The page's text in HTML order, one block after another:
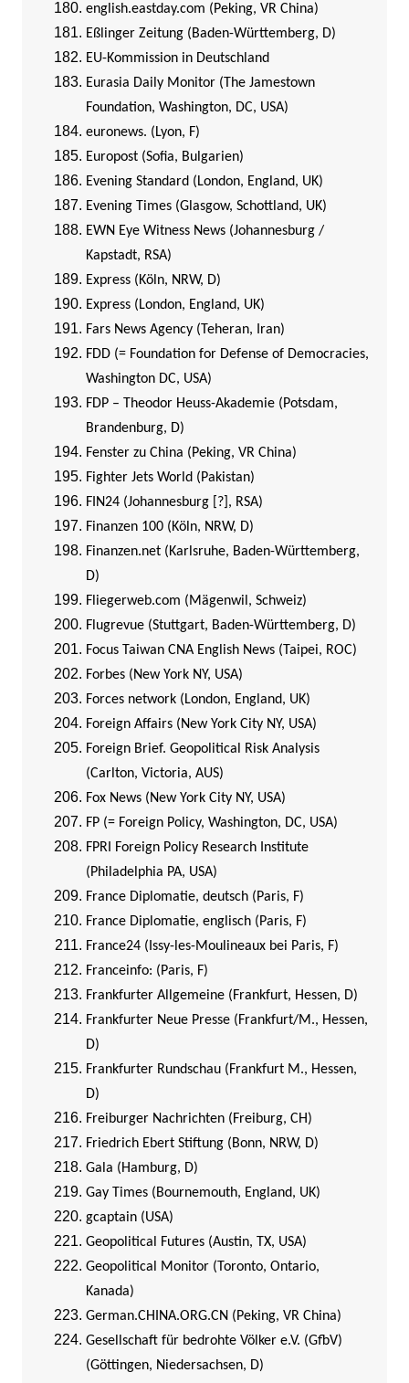
english.eastday.com (Peking, VR China)
Eßlinger Zeitung (Baden-Württemberg, D)
EU-Kommission in Deutschland
Eurasia Daily Monitor (The Jamestown
Foundation, Washington, DC, USA)
euronews. (Lyon, F)
Europost (Sofia, Bulgarien)
Evening Standard (London, England, UK)
Evening Times (Glasgow, Schottland, UK)
EWN Eye Witness News (Johannesburg /
Kapstadt, RSA)
Express (Köln, NRW, D)
Express (London, England, UK)
Fars News Agency (Teheran, Iran)
FDD (= Foundation for Defense of Democracies,
Washington DC, USA)
FDP – Theodor Heuss-Akademie (Potsdam,
Brandenburg, D)
Fenster zu China (Peking, VR China)
Fighter Jets World (Pakistan)
FIN24 (Johannesburg [?], RSA)
Finanzen 100 (Köln, NRW, D)
Finanzen.net (Karlsruhe, Baden-Württemberg,
D)
Fliegerweb.com (Mägenwil, Schweiz)
Flugrevue (Stuttgart, Baden-Württemberg, D)
Focus Taiwan CNA English News (Taipei, ROC)
Forbes (New York NY, USA)
Forces network (London, England, UK)
Foreign Affairs (New York City NY, USA)
Foreign Brief. Geopolitical Risk Analysis
(Carlton, Victoria, AUS)
Fox News (New York City NY, USA)
FP (= Foreign Policy, Washington, DC, USA)
FPRI Foreign Policy Research Institute
(Philadelphia PA, USA)
France Diplomatie, deutsch (Paris, F)
France Diplomatie, englisch (Paris, F)
France24 (Issy-les-Moulineaux bei Paris, F)
Franceinfo: (Paris, F)
Frankfurter Allgemeine (Frankfurt, Hessen, D)
Frankfurter Neue Presse (Frankfurt/M., Hessen,
D)
Frankfurter Rundschau (Frankfurt M., Hessen,
D)
Freiburger Nachrichten (Freiburg, CH)
Friedrich Ebert Stiftung (Bonn, NRW, D)
Gala (Hamburg, D)
Gay Times (Bournemouth, England, UK)
gcaptain (USA)
Geopolitical Futures (Austin, TX, USA)
Geopolitical Monitor (Toronto, Ontario,
Kanada)
German.CHINA.ORG.CN (Peking, VR China)
Gesellschaft für bedrohte Völker e.V. (GfbV)
(Göttingen, Niedersachsen, D)